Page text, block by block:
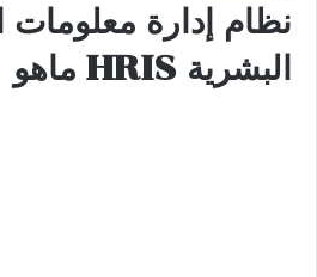
نظام إدارة معلومات
البشرية HRIS ماهو